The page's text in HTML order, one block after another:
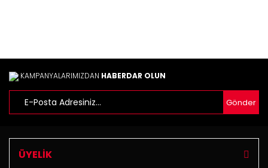
KAMPANYALARIMIZDAN HABERDAR OLUN
Gönder
ÜYELİK